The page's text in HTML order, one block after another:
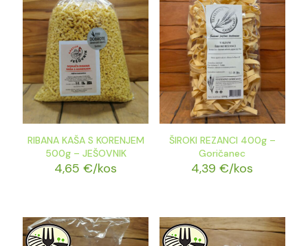
RIBANA KAŠA S KORENJEM
500g – JEŠOVNIK
4,65€/kos
ŠIROKI REZANCI 400g –
Goričanec
4,39€/kos